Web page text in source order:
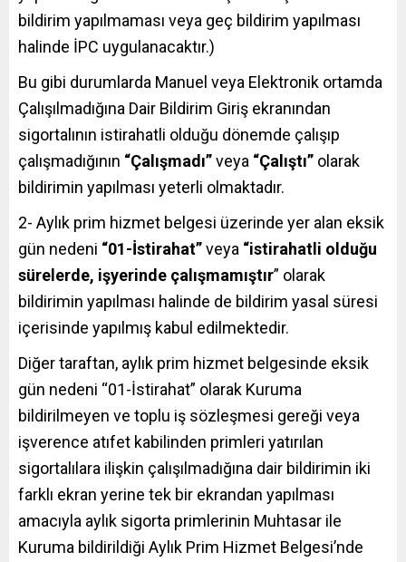
bildirim yapılmaması veya geç bildirim yapılması
halinde İPC uygulanacaktır.)
Bu gibi durumlarda Manuel veya Elektronik ortamda
Çalışılmadığına Dair Bildirim Giriş ekranından
sigortalının istirahatli olduğu dönemde çalışıp
çalışmadığının “Çalışmadı”veya “Çalıştı” olarak
bildirimin yapılması yeterli olmaktadır.
2- Aylık prim hizmet belgesi üzerinde yer alan eksik
gün nedeni “01-İstirahat”veya “istirahatli olduğu
sürelerde, işyerinde çalışmamıştır” olarak
bildirimin yapılması halinde de bildirim yasal süresi
içerisinde yapılmış kabul edilmektedir.
Diğer taraftan, aylık prim hizmet belgesinde eksik
gün nedeni “01-İstirahat” olarak Kuruma
bildirilmeyen ve toplu iş sözleşmesi gereği veya
işverence atıfet kabilinden primleri yatırılan
sigortalılara ilişkin çalışılmadığına dair bildirimin iki
farklı ekran yerine tek bir ekrandan yapılması
amacıyla aylık sigorta primlerinin Muhtasar ile
Kuruma bildirildiği Aylık Prim Hizmet Belgesi’nde